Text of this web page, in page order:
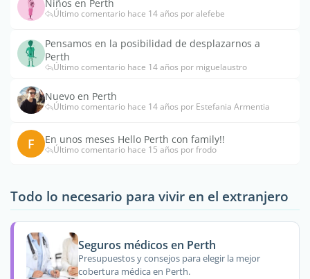
Niños en Perth
Último comentario hace 14 años por alefebe
Pensamos en la posibilidad de desplazarnos a
Perth
Último comentario hace 14 años por miguelaustro
Nuevo en Perth
Último comentario hace 14 años por Estefania Armentia
F En unos meses Hello Perth con family!!
Último comentario hace 15 años por frodo
Todo lo necesario para vivir en el extranjero
Seguros médicos en Perth
Presupuestos y consejos para elegir la mejor
cobertura médica en Perth.